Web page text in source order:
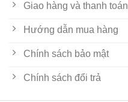
Giao hàng và thanh toán
Hướng dẫn mua hàng
Chính sách bảo mật
Chính sách đổi trả